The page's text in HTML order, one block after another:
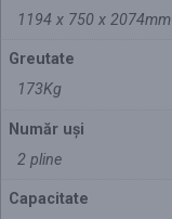
1194 x 750 x 2074mm
Greutate
173Kg
Număr uși
2 pline
Capacitate